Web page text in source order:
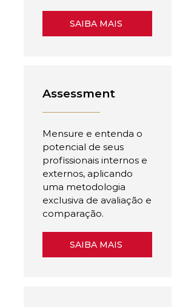
SAIBA MAIS
Assessment
Mensure e entenda o
potencial de seus
profissionais internos e
externos, aplicando
uma metodologia
exclusiva de avaliação e
comparação.
SAIBA MAIS